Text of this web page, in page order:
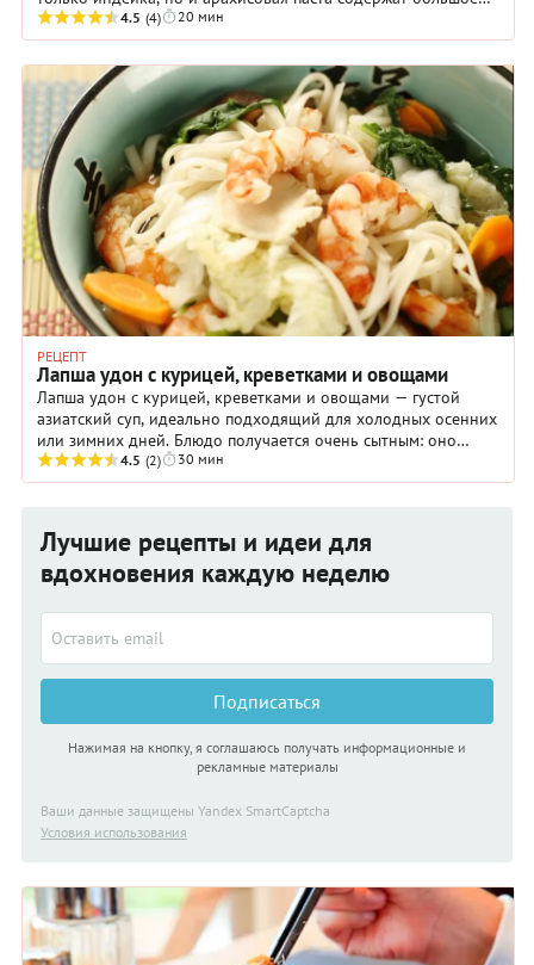
количество белка.
4.5 (4) 20 мин
РЕЦЕПТ
Лапша удон с курицей, креветками и овощами
Лапша удон с курицей, креветками и овощами — густой
азиатский суп, идеально подходящий для холодных осенних
или зимних дней. Блюдо получается очень сытным: оно
утоляет голод надолго, согревает тело.
4.5 (2) 30 мин
Лучшие рецепты и идеи для
вдохновения каждую неделю
Подписаться
Нажимая на кнопку, я соглашаюсь получать информационные и
рекламные материалы
Ваши данные защищены Yandex SmartCaptcha
Условия использования